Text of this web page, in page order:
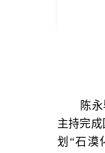
陈永毕
主持完
划“石漠